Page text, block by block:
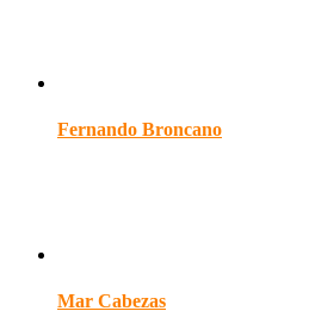
Fernando Broncano
Mar Cabezas